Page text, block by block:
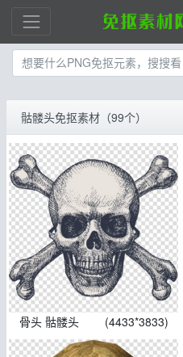
骷髅头免抠素材（99个）
骨头 骷髅头 (4433*3833)